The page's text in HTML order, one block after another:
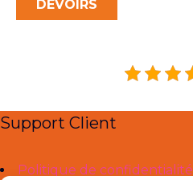
DEVOIRS
Support Client
Politique de confidentialité